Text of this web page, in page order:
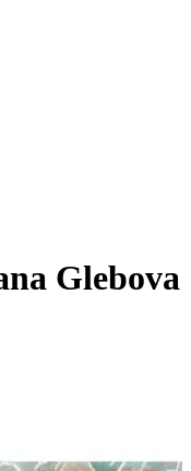
Glebova